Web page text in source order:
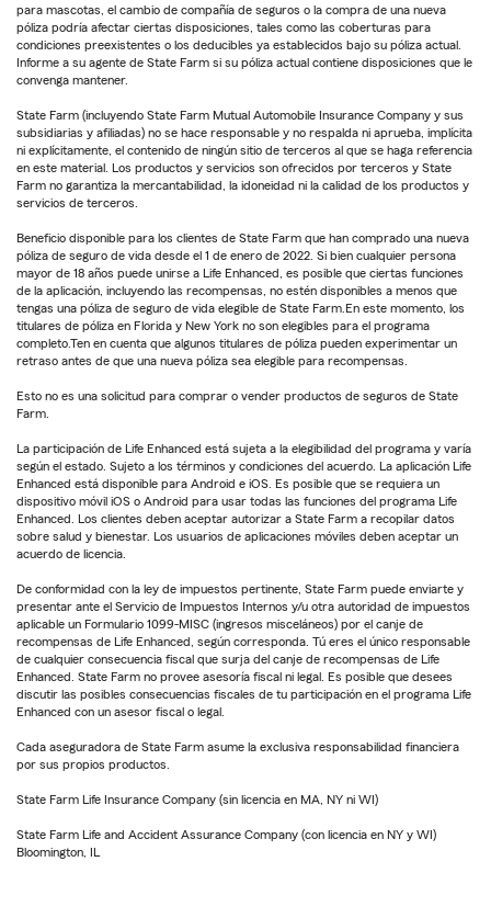
para mascotas, el cambio de compañía de seguros o la compra de una nueva
póliza podría afectar ciertas disposiciones, tales como las coberturas para
condiciones preexistentes o los deducibles ya establecidos bajo su póliza actual.
Informe a su agente de State Farm si su póliza actual contiene disposiciones que le
convenga mantener.
State Farm (incluyendo State Farm Mutual Automobile Insurance Company y sus
subsidiarias y afiliadas) no se hace responsable y no respalda ni aprueba, implícita
ni explícitamente, el contenido de ningún sitio de terceros al que se haga referencia
en este material. Los productos y servicios son ofrecidos por terceros y State
Farm no garantiza la mercantabilidad, la idoneidad ni la calidad de los productos y
servicios de terceros.
Beneficio disponible para los clientes de State Farm que han comprado una nueva
póliza de seguro de vida desde el 1 de enero de 2022. Si bien cualquier persona
mayor de 18 años puede unirse a Life Enhanced, es posible que ciertas funciones
de la aplicación, incluyendo las recompensas, no estén disponibles a menos que
tengas una póliza de seguro de vida elegible de State Farm.En este momento, los
titulares de póliza en Florida y New York no son elegibles para el programa
completo.Ten en cuenta que algunos titulares de póliza pueden experimentar un
retraso antes de que una nueva póliza sea elegible para recompensas.
Esto no es una solicitud para comprar o vender productos de seguros de State
Farm.
La participación de Life Enhanced está sujeta a la elegibilidad del programa y varía
según el estado. Sujeto a los términos y condiciones del acuerdo. La aplicación Life
Enhanced está disponible para Android e iOS. Es posible que se requiera un
dispositivo móvil iOS o Android para usar todas las funciones del programa Life
Enhanced. Los clientes deben aceptar autorizar a State Farm a recopilar datos
sobre salud y bienestar. Los usuarios de aplicaciones móviles deben aceptar un
acuerdo de licencia.
De conformidad con la ley de impuestos pertinente, State Farm puede enviarte y
presentar ante el Servicio de Impuestos Internos y/u otra autoridad de impuestos
aplicable un Formulario 1099-MISC (ingresos misceláneos) por el canje de
recompensas de Life Enhanced, según corresponda. Tú eres el único responsable
de cualquier consecuencia fiscal que surja del canje de recompensas de Life
Enhanced. State Farm no provee asesoría fiscal ni legal. Es posible que desees
discutir las posibles consecuencias fiscales de tu participación en el programa Life
Enhanced con un asesor fiscal o legal.
Cada aseguradora de State Farm asume la exclusiva responsabilidad financiera
por sus propios productos.
State Farm Life Insurance Company (sin licencia en MA, NY ni WI)
State Farm Life and Accident Assurance Company (con licencia en NY y WI)
Bloomington, IL